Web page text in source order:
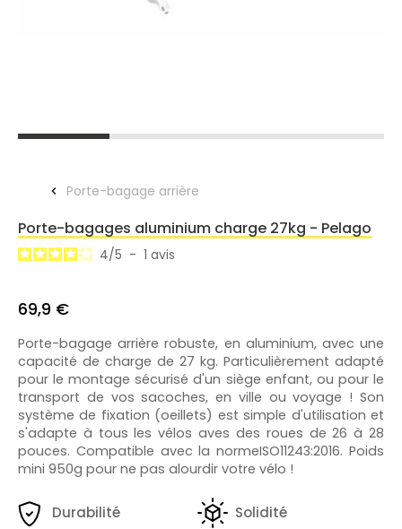
Porte-bagage arrière
Porte-bagages aluminium charge 27kg - Pelago
4/5 - 1 avis
69,9 €
Porte-bagage arrière robuste, en aluminium, avec une
capacité de charge de 27 kg. Particulièrement adapté
pour le montage sécurisé d'un siège enfant, ou pour le
transport de vos sacoches, en ville ou voyage ! Son
système de fixation (oeillets) est simple d'utilisation et
s'adapte à tous les vélos aves des roues de 26 à 28
pouces. Compatible avec la normeISO11243:2016. Poids
mini 950g pour ne pas alourdir votre vélo !
Durabilité Solidité